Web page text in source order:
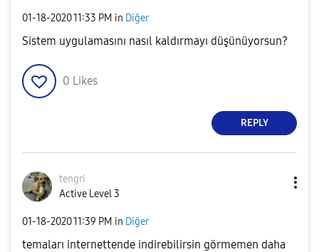
‎01-18-202011:33 PM in Diğer
Sistem uygulamasını nasıl kaldırmayı düşünüyorsun?
0 Likes
REPLY
tengri
Active Level 3
‎01-18-202011:39 PM in Diğer
temaları internettende indirebilirsin görmemen daha